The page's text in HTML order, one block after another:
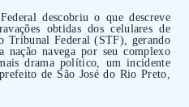
descobriu o que descreve
obtidas dos celulares de
Tribunal Federal (STF), gerando
nação navega por seu complexo
drama político, um incidente
de São José do Rio Preto,